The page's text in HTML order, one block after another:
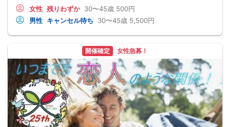
女性 残りわずか 30〜45歳 500円
男性 キャンセル待ち 30〜45歳 5,500円
開催確定 女性急募！